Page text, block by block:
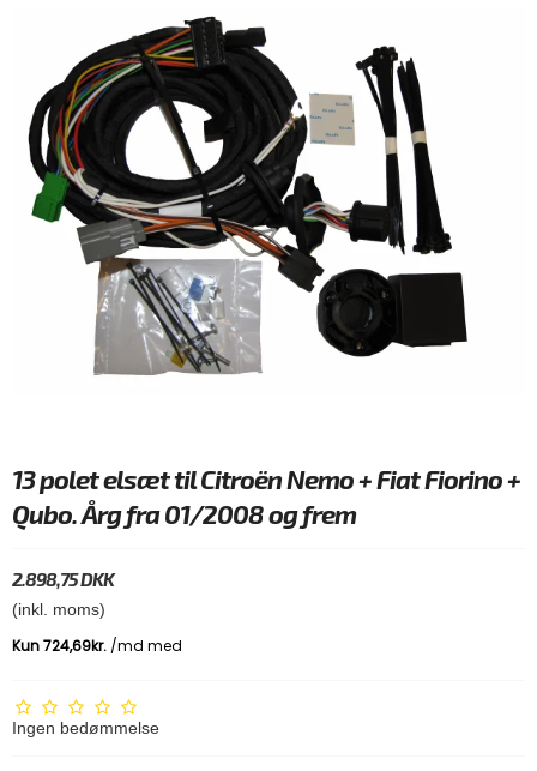
13 polet elsæt til Citroën Nemo + Fiat Fiorino +
Qubo. Årg fra 01/2008 og frem
2.898,75 DKK
(inkl. moms)
Ingen bedømmelse